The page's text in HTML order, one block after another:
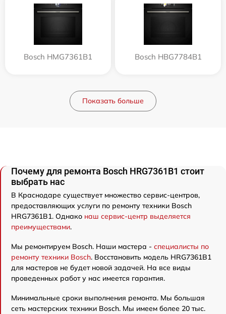
Bosch HMG7361B1 Bosch HBG7784B1
Показать больше
Почему для ремонта Bosch HRG7361B1 стоит
выбрать нас
В Краснодаре существует множество сервис-центров,
предоставляющих услуги по ремонту техники Bosch
HRG7361B1. Однако наш сервис-центр выделяется
преимуществами.
Мы ремонтируем Bosch. Наши мастера - специалисты по
ремонту техники Bosch. Восстановить модель HRG7361B1
для мастеров не будет новой задачей. На все виды
проведенных работ у нас имеется гарантия.
Минимальные сроки выполнения ремонта. Мы большая
сеть мастерских техники Bosch. Мы имеем более 20 тыс.